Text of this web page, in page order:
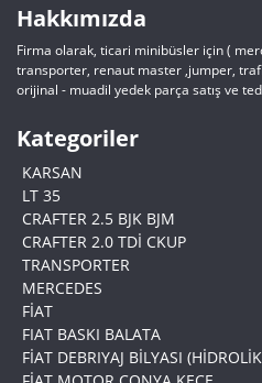
Hakkımızda
Firma olarak, ticari minibüsler için (
transporter, renaut master ,jumper,
orijinal - muadil yedek parça satış ve
Kategoriler
KARSAN
LT 35
CRAFTER 2.5 BJK BJM
CRAFTER 2.0 TDİ CKUP
TRANSPORTER
MERCEDES
FİAT
FIAT BASKI BALATA
FİAT DEBRIYAJ BİLYASI